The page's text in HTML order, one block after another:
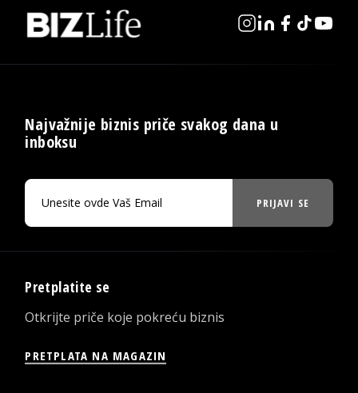
Najvažnije biznis priče svakog dana u
inboksu
PRIJAVI SE
Pretplatite se
Otkrijte priče koje pokreću biznis
PRETPLATA NA MAGAZIN